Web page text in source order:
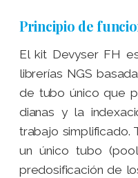
Principio de
El kit Devyser FH
librerías NGS
de tubo único que
dianas y la
trabajo simplificado.
un único tubo
predosificación de